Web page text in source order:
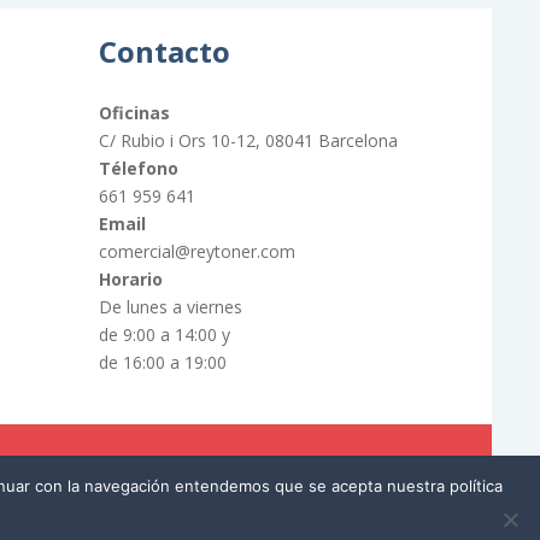
Contacto
Oficinas
C/ Rubio i Ors 10-12, 08041 Barcelona
Télefono
661 959 641
Email
comercial@reytoner.com
Horario
De lunes a viernes
de 9:00 a 14:00 y
de 16:00 a 19:00
con la navegación entendemos que se acepta nuestra política